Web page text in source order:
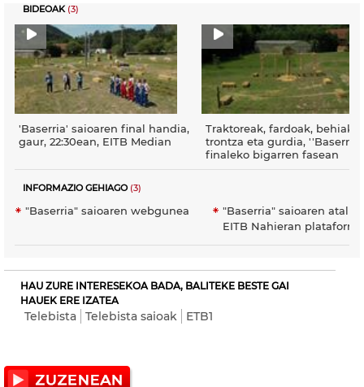
BIDEOAK (3)
'Baserria' saioaren final handia,
gaur, 22:30ean, EITB Median
Traktoreak, fardoak, behiak,
trontza eta gurdia,
finaleko bigarren fasean
INFORMAZIO GEHIAGO(3)
"Baserria" saioaren webgunea
"Baserria" saioaren atal
EITB Nahieran
HAU ZURE INTERESEKOA BADA, BALITEKE BESTE GAI
HAUEK ERE IZATEA
Telebista Telebista saioak ETB1